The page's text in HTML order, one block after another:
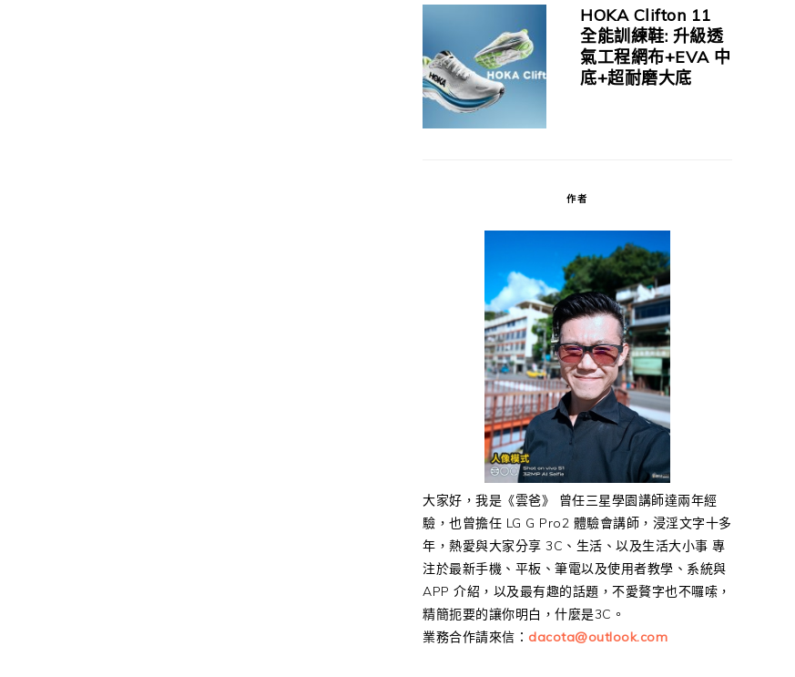
HOKA Clifton 11
全能訓練鞋: 升級透
氣工程網布+EVA 中
底+超耐磨大底
作者
大家好，我是《雲爸》 曾任三星學園講師達兩年經
驗，也曾擔任 LG G Pro2 體驗會講師，浸淫文字十多
年，熱愛與大家分享 3C、生活、以及生活大小事 專
注於最新手機、平板、筆電以及使用者教學、系統與
APP 介紹，以及最有趣的話題，不愛贅字也不囉嗦，
精簡扼要的讓你明白，什麼是3C。
業務合作請來信： dacota@outlook.com